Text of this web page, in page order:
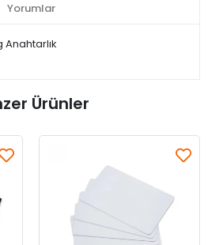
Yorumlar
Anahtarlık
Ürünler